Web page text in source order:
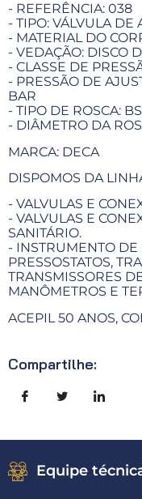
- REFERÊNCIA: 038
- TIPO: VÁLVULA DE
- MATERIAL DO
- VEDAÇÃO: DISCO
- CLASSE DE
- PRESSÃO DE
BAR
- TIPO DE ROSCA:
- DIÂMETRO DA
MARCA: DECA
DISPOMOS DA
- VALVULAS E
- VALVULAS E
SANITÁRIO.
- INSTRUMENTO DE
PRESSOSTATOS,
TRANSMISSORES
MANÔMETROS E
ACEPIL 50 ANOS,
Compartilhe:
Equipe